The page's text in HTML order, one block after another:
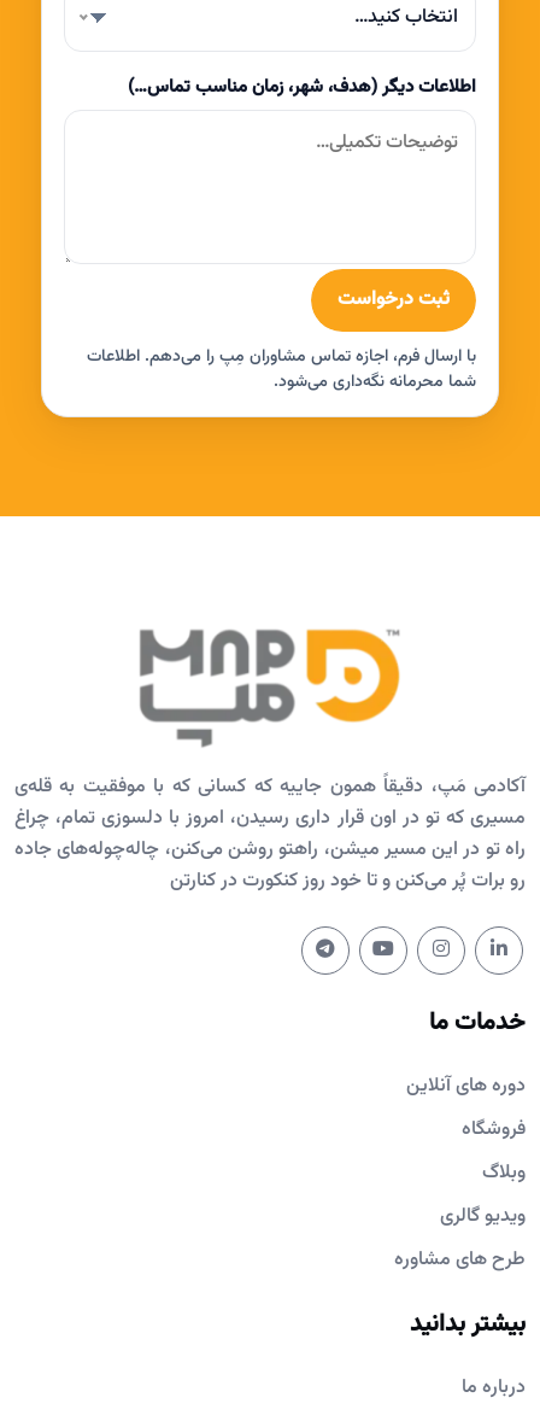
انتخاب کنید…
اطلاعات دیگر (هدف، شهر، زمان مناسب تماس…)
ثبت درخواست
با ارسال فرم، اجازه تماس مشاوران مِپ را می‌دهم. اطلاعات
شما محرمانه نگه‌داری می‌شود.
آکادمی مَپ، دقیقاً همون جاییه که کسانی که با موفقیت به قله‌ی
مسیری که تو در اون قرار داری رسیدن، امروز با دلسوزی تمام، چراغ
راه تو در این مسیر میشن، راهتو روشن می‌کنن، چاله‌چوله‌های جاده
رو برات پُر می‌کنن و تا خود روز کنکورت در کنارتن
خدمات ما
دوره های آنلاین
فروشگاه
وبلاگ
ویدیو گالری
طرح های مشاوره
بیشتر بدانید
درباره ما